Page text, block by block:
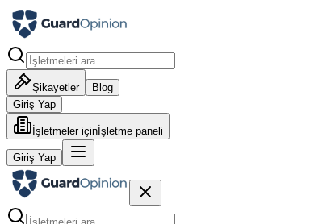
Şikayetler
Blog
Giriş Yap
İşletmeler için İşletme paneli
Giriş Yap